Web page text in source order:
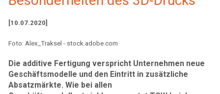
[10.07.2020]
Foto: Alex_Traksel - stock.adobe.com
Die additive Fertigung verspricht Unternehmen neue
Geschäftsmodelle und den Eintritt in zusätzliche
Absatzmärkte. Wie bei allen